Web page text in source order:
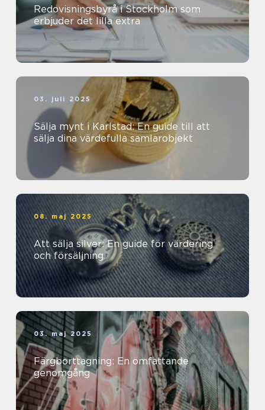
Redovisningsbyrå i Stockholm som
erbjuder det lilla extra
03. juli 2025
Sälja mynt i Karlstad: En guide till att
sälja dina värdefulla samlarobjekt
08. maj 2025
Att sälja silver: En guide för värdering
och försäljning
03. maj 2025
Färgborttagning: En omfattande
genomgång